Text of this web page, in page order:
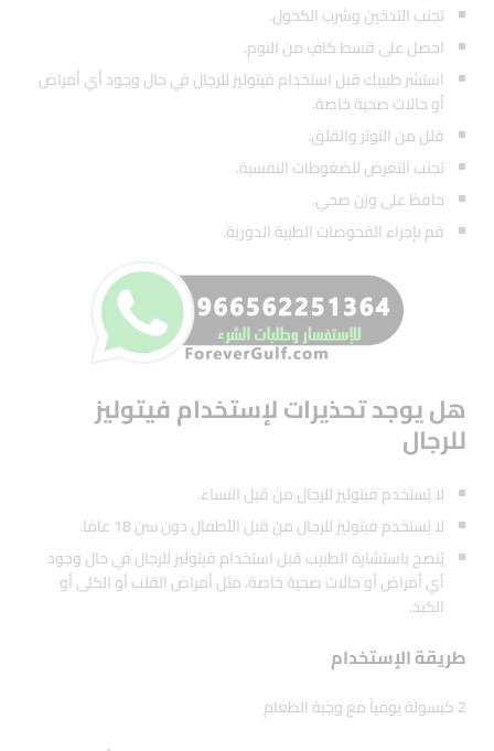
تجنب التدخين وشرب الكحول.
احصل على قسط كافٍ من النوم.
استشر طبيبك قبل استخدام فيتوليز للرجال في حال وجود أي أمراض
أو حالات صحية خاصة.
قلل من التوتر والقلق.
تجنب التعرض للضغوطات النفسية.
حافظ على وزن صحي.
قم بإجراء الفحوصات الطبية الدورية.
هل يوجد تحذيرات لإستخدام فيتوليز
للرجال
لا يُستخدم فيتوليز للرجال من قبل النساء.
لا يُستخدم فيتوليز للرجال من قبل الأطفال دون سن 18 عامًا.
يُنصح باستشارة الطبيب قبل استخدام فيتوليز للرجال في حال وجود
أي أمراض أو حالات صحية خاصة، مثل أمراض القلب أو الكلى أو
الكبد.
طريقة الإستخدام
2 كبسولة يومياً مع وجبة الطعام